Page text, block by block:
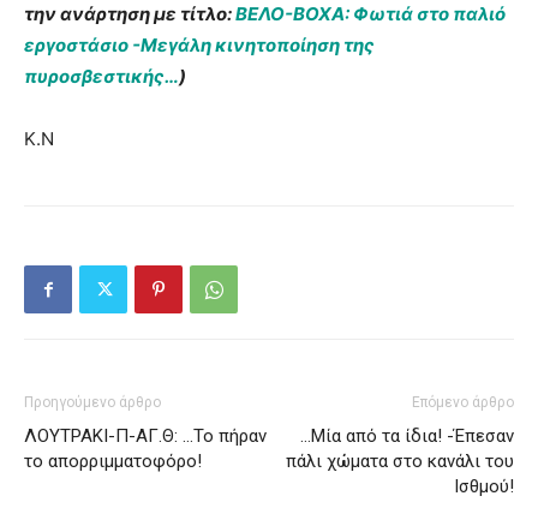
την ανάρτηση με τίτλο:ΒΕΛΟ-ΒΟΧΑ: Φωτιά στο παλιό
εργοστάσιο -Μεγάλη κινητοποίηση της
πυροσβεστικής…)
Κ.Ν
Προηγούμενο άρθρο
ΛΟΥΤΡΑΚΙ-Π-ΑΓ.Θ: …Το πήραν
το απορριμματοφόρο!
Επόμενο άρθρο
…Μία από τα ίδια! -Έπεσαν
πάλι χώματα στο κανάλι του
Ισθμού!